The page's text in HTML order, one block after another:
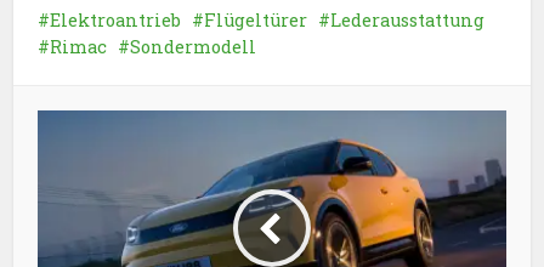
Elektroantrieb Flügeltürer
Lederausstattung
Rimac
Sondermodell